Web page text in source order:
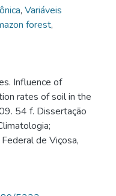
, Variáveis
forest,
Influence of
rates of soil in the
54 f. Dissertação
de Viçosa,